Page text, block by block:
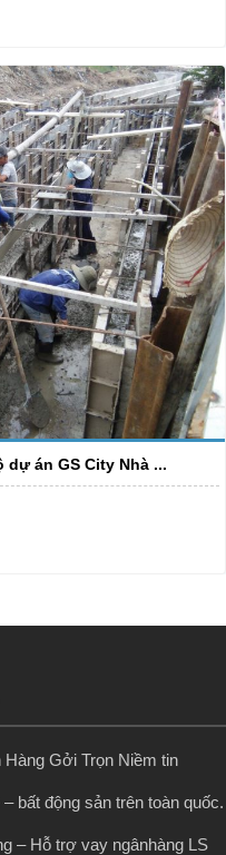
dự án GS City Nhà ...
Gởi Trọn Niềm tin
bất động sản trên toàn quốc.
– Hỗ trợ vay ngânhàng LS